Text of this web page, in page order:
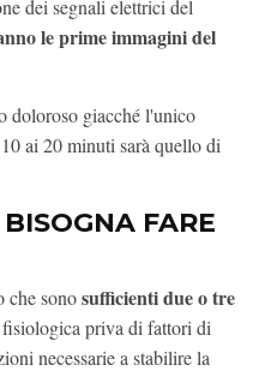
dei segnali elettrici del
le prime immagini del
doloroso giacché l'unico
ai 20 minuti sarà quello di
FARE
che sonosufficienti due o tre
priva di fattori di
necessarie a stabilire la